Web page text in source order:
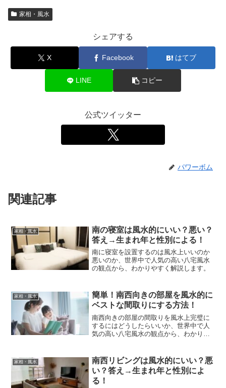
家相・風水
シェアする
X Facebook はてブ
LINE コピー
公式ツイッター
パワーボム
関連記事
家相・風水
南の寝室は風水的にいい？悪い？
答え→生まれ年と性別による！
南に寝室を設置するのは風水上いいのか
悪いのか、世界中で人気の高い八宅風水
の観点から、わかりやすく解説します。
家相・風水
簡単！南西向きの部屋を風水的に
ベストな間取りにする方法！
南西向きの部屋の間取りを風水上完璧に
するにはどうしたらいいか、世界中で人
気の高い八宅風水の観点から、わかりや
家相・風水
南西リビングは風水的にいい？悪
い？答え→生まれ年と性別によ
る！